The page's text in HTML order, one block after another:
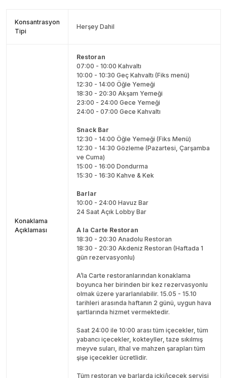
Konsantrasyon
Tipi
Herşey Dahil
Konaklama
Açıklaması
Restoran
07:00 - 10:00 Kahvaltı
10:00 - 10:30 Geç Kahvaltı (Fiks menü)
12:30 - 14:00 Öğle Yemeği
18:30 - 20:30 Akşam Yemeği
23:00 - 24:00 Gece Yemeği
24:00 - 07:00 Gece Kahvaltı
Snack Bar
12:30 - 14:00 Öğle Yemeği (Fiks Menü)
12:30 - 14:30 Gözleme (Pazartesi, Çarşamba
ve Cuma)
15:00 - 16:00 Dondurma
15:30 - 16:30 Kahve & Kek
Barlar
10:00 - 24:00 Havuz Bar
24 Saat Açık Lobby Bar
A la Carte Restoran
18:30 - 20:30 Anadolu Restoran
18:30 - 20:30 Akdeniz Restoran (Haftada 1
gün rezervasyonlu)
A’la Carte restoranlarından konaklama
boyunca her birinden bir kez rezervasyonlu
olmak üzere yararlanılabilir. 15.05 - 15.10
tarihleri arasında haftanın 2 günü, uygun hava
şartlarında hizmet vermektedir.
Saat 24:00 ile 10:00 arası tüm içecekler, tüm
yabancı içecekler, kokteyller, taze sıkılmış
meyve suları, ithal ve mahzen şarapları tüm
şişe içecekler ücretlidir.
Tüm restoran ve barlarda içki/içecek servisi